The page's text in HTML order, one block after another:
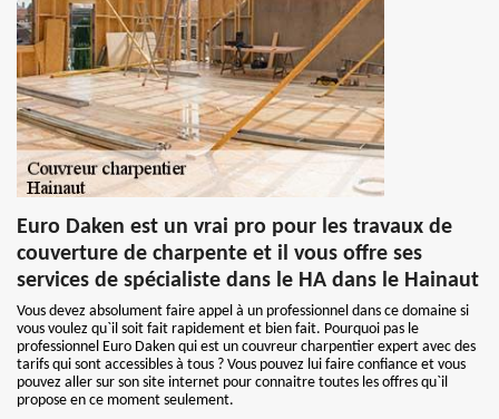
Euro Daken est un vrai pro pour les travaux de
couverture de charpente et il vous offre ses
services de spécialiste dans le HA dans le Hainaut
Vous devez absolument faire appel à un professionnel dans ce domaine si
vous voulez qu`il soit fait rapidement et bien fait. Pourquoi pas le
professionnel Euro Daken qui est un couvreur charpentier expert avec des
tarifs qui sont accessibles à tous ? Vous pouvez lui faire confiance et vous
pouvez aller sur son site internet pour connaitre toutes les offres qu`il
propose en ce moment seulement.